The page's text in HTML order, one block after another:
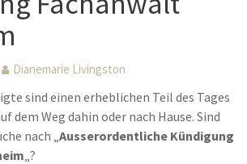
Dianemarie Livingston
sind einen erheblichen Teil des Tages
dem Weg dahin oder nach Hause. Sind
nach „Ausserordentliche Kündigung
„?